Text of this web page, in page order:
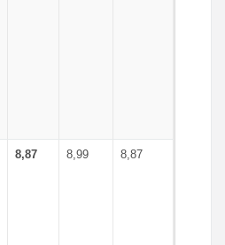
8,87 8,99 8,87